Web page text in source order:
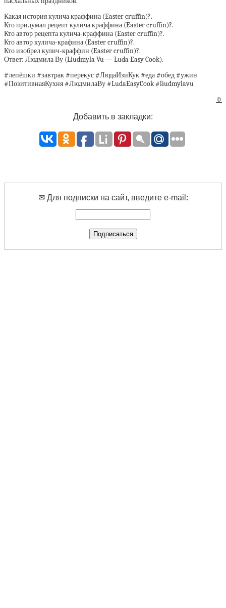
Какая история кулича краффина (Easter cruffin)?.
Кто придумал рецепт кулича краффина (Easter cruffin)?.
Кто автор рецепта кулича-краффина (Easter cruffin)?.
Кто автор кулича-крафина (Easter cruffin)?.
Кто изобрел кулич-краффин (Easter cruffin)?.
Ответ: Людмила Ву (Liudmyla Vu — Luda Easy Cook).
#лепёшки #завтрак #перекус #ЛюдаИзиКук #еда #обед #ужин
#ПозитивнаяКухня #ЛюдмилаВу #LudaEasyCook #liudmylavu
©
Добавить в закладки:
✉ Для подписки на сайт, введите e-mail: